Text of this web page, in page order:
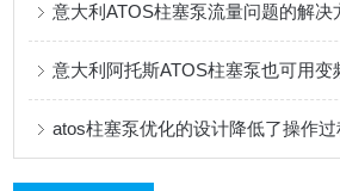
意大利ATOS柱塞泵流量问题的解决
意大利阿托斯ATOS柱塞泵也可用变
atos柱塞泵优化的设计降低了操作